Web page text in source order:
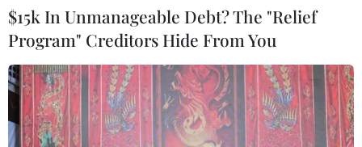
Bộ trưởng Quốc phòng Mỹ bắt đầu thăm
Trung Đông
14/05/2014 01:57
Bộ trưởng Quốc phòng Mỹ có chuyến công du một tuần
lễ tới ba quốc gia Trung Đông để thảo luận về chương
$15k In Unmanageable Debt? The "Relief
Program" Creditors Hide From You